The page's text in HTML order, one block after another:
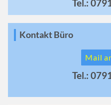
Tel.:
Kontakt Büro
Mail
Tel.: